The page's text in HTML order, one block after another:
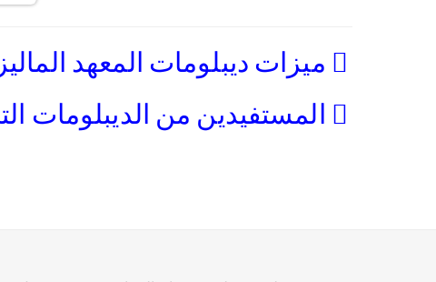
ميزات ديبلومات المعهد
المستفيدين من الديبلومات